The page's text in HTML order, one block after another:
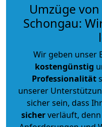
Umzüge
Schongau:
Wir geben unser
kostengünstig
Professionalität
unserer
sicher sein, dass
sicherverläuft, denn